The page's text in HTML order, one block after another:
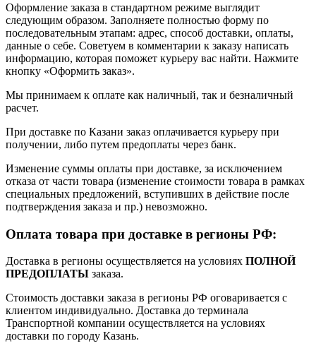
Оформление заказа в стандартном режиме выглядит
следующим образом. Заполняете полностью форму по
последовательным этапам: адрес, способ доставки, оплаты,
данные о себе. Советуем в комментарии к заказу написать
информацию, которая поможет курьеру вас найти. Нажмите
кнопку «Оформить заказ».
Мы принимаем к оплате как наличный, так и безналичный
расчет.
При доставке по Казани заказ оплачивается курьеру при
получении, либо путем предоплаты через банк.
Изменение суммы оплаты при доставке, за исключением
отказа от части товара (изменение стоимости товара в рамках
специальных предложений, вступивших в действие после
подтверждения заказа и пр.) невозможно.
Оплата товара при доставке в регионы РФ:
Доставка в регионы осуществляется на условиях ПОЛНОЙ
ПРЕДОПЛАТЫ заказа.
Стоимость доставки заказа в регионы РФ оговаривается с
клиентом индивидуально. Доставка до терминала
Транспортной компании осуществляется на условиях
доставки по городу Казань.